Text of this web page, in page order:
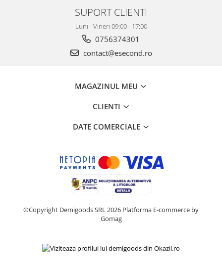
Audio HI-FI & Profesionale
Home Cinema & Audio
Televizoare & accesorii
SUPORT CLIENTI
Luni - Vineri 09:00 - 17:00
0756374301
contact@esecond.ro
MAGAZINUL MEU
CLIENTI
DATE COMERCIALE
©Copyright Demigoods SRL 2026 Platforma E-commerce by
Gomag